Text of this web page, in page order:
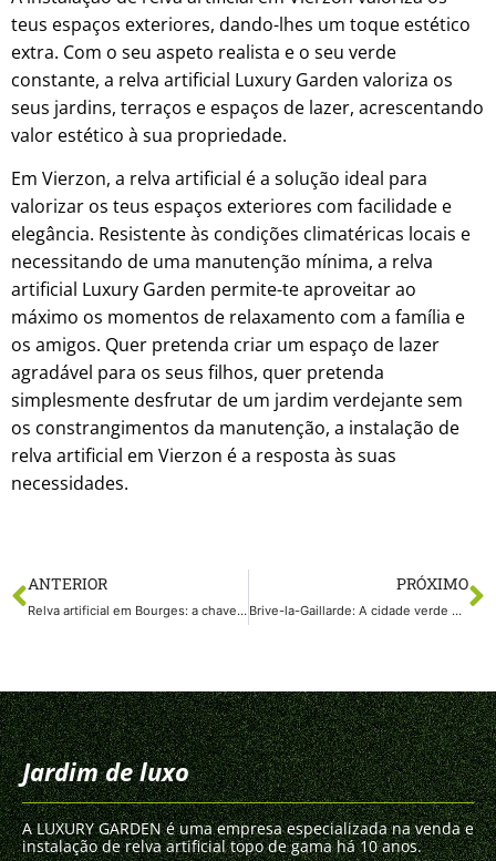
teus espaços exteriores, dando-lhes um toque estético
extra. Com o seu aspeto realista e o seu verde
constante, a relva artificial Luxury Garden valoriza os
seus jardins, terraços e espaços de lazer, acrescentando
valor estético à sua propriedade.
Em Vierzon, a relva artificial é a solução ideal para
valorizar os teus espaços exteriores com facilidade e
elegância. Resistente às condições climatéricas locais e
necessitando de uma manutenção mínima, a relva
artificial Luxury Garden permite-te aproveitar ao
máximo os momentos de relaxamento com a família e
os amigos. Quer pretenda criar um espaço de lazer
agradável para os seus filhos, quer pretenda
simplesmente desfrutar de um jardim verdejante sem
os constrangimentos da manutenção, a instalação de
relva artificial em Vierzon é a resposta às suas
necessidades.
ANTERIOR
Relva artificial em Bourges: a chave para um espaço exterior bonito e despreocupado no coração do departamento de Cher
PRÓXIMO
Brive-la-Gaillarde: A cidade verde homenageada com relva artificial
Jardim de luxo
A LUXURY GARDEN é uma empresa especializada na venda e
instalação de relva artificial topo de gama há 10 anos.